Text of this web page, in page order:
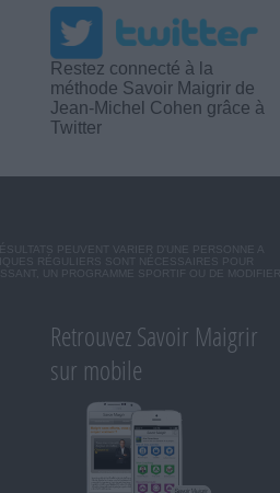
Restez connecté à la
méthode Savoir Maigrir de
Jean-Michel Cohen grâce à
Twitter
PEUVENT VARIER D'UNE PERSONNE A
RÉGULIERS SONT NÉCESSAIRES POUR
UN PROGRAMME SPORTIF OU DE MODIFIER
Retrouvez Savoir Maigrir
sur mobile